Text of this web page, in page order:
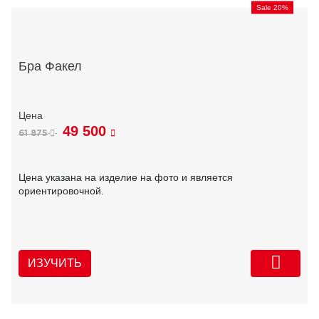
Sale 20%
Бра Факел
61 875 49 500
Цена указана на изделие на фото и является
ориентировочной.
ИЗУЧИТЬ